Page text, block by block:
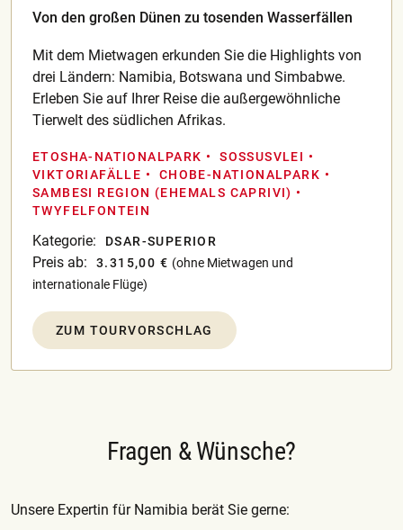
Von den großen Dünen zu tosenden Wasserfällen
Mit dem Mietwagen erkunden Sie die Highlights von
drei Ländern: Namibia, Botswana und Simbabwe.
Erleben Sie auf Ihrer Reise die außergewöhnliche
Tierwelt des südlichen Afrikas.
ETOSHA-NATIONALPARK
SOSSUSVLEI
VIKTORIAFÄLLE
CHOBE-NATIONALPARK
SAMBESI REGION (EHEMALS CAPRIVI)
TWYFELFONTEIN
Kategorie: DSAR-SUPERIOR
Preis ab: 3.315,00 € (ohne Mietwagen und
internationale Flüge)
ZUM TOURVORSCHLAG
Fragen & Wünsche?
Unsere Expertin für Namibia berät Sie gerne: